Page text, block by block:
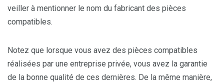
veiller à mentionner le nom du fabricant des pièces
compatibles.
Notez que lorsque vous avez des pièces compatibles
réalisées par une entreprise privée, vous avez la garantie
de la bonne qualité de ces dernières. De la même manière,